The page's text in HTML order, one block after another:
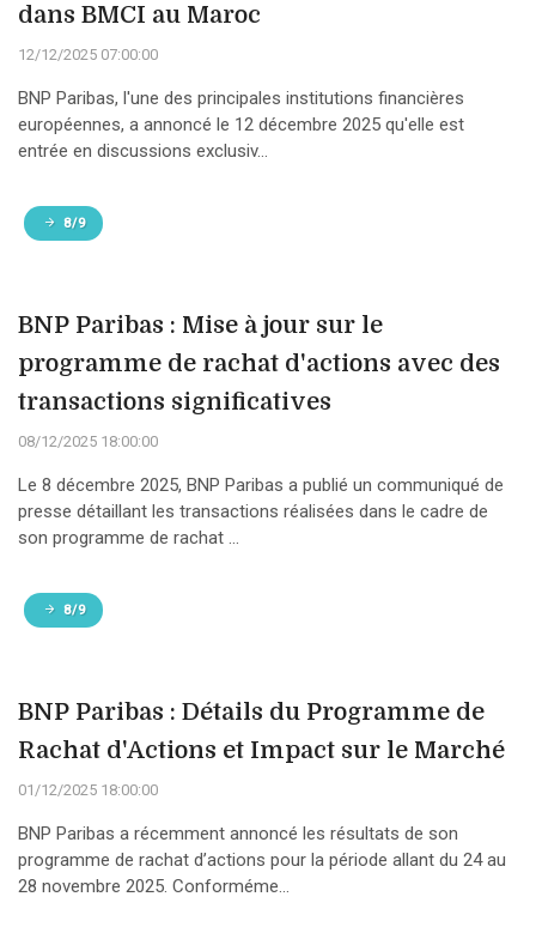
dans BMCI au Maroc
12/12/2025 07:00:00
BNP Paribas, l'une des principales institutions financières
européennes, a annoncé le 12 décembre 2025 qu'elle est
entrée en discussions exclusiv...
8/9
BNP Paribas : Mise à jour sur le
programme de rachat d'actions avec des
transactions significatives
08/12/2025 18:00:00
Le 8 décembre 2025, BNP Paribas a publié un communiqué de
presse détaillant les transactions réalisées dans le cadre de
son programme de rachat ...
8/9
BNP Paribas : Détails du Programme de
Rachat d'Actions et Impact sur le Marché
01/12/2025 18:00:00
BNP Paribas a récemment annoncé les résultats de son
programme de rachat d’actions pour la période allant du 24 au
28 novembre 2025. Conforméme...